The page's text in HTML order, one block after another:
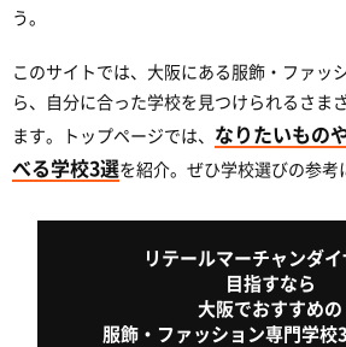
う。
このサイトでは、大阪にある服飾・ファッ
ら、自分に合った学校を見つけられるさま
ます。トップページでは、 なりたいもの
べる学校3選を紹介。ぜひ学校選びの参考
リテールマーチャンダ
目指すなら
大阪でおすすめの
服飾・ファッション専門学校